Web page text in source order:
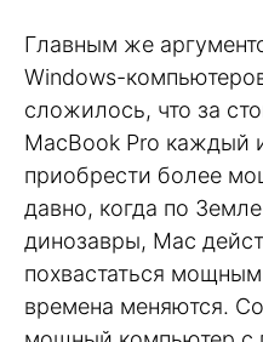
Главным же
Windows-
сложилось, что за
MacBook Pro каждый
приобрести более
давно, когда по
динозавры, Mac
похвастаться
времена меняются.